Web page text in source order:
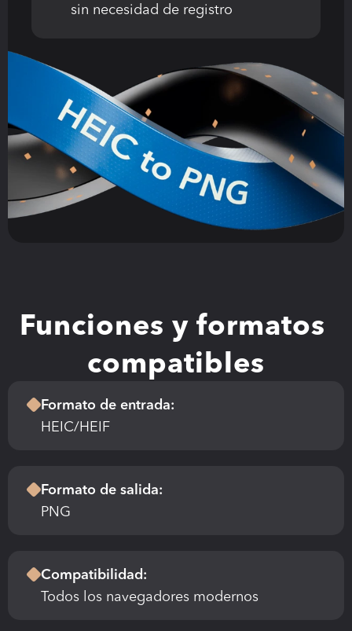
sin necesidad de registro
Funciones y formatos
compatibles
Formato de entrada:
HEIC/HEIF
Formato de salida:
PNG
Compatibilidad:
Todos los navegadores modernos